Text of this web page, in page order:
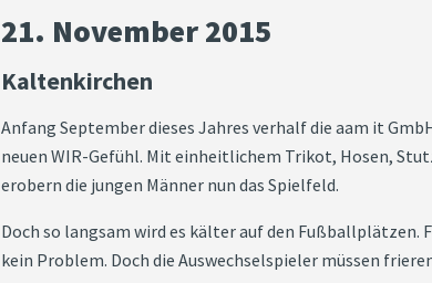
21. November 2015
Kaltenkirchen
Anfang September dieses Jahres verhalf die aam it
neuen WIR-Gefühl. Mit einheitlichem Trikot, Hosen,
erobern die jungen Männer nun das Spielfeld.
Doch so langsam wird es kälter auf den Fußballplätzen.
kein Problem. Doch die Auswechselspieler müssen